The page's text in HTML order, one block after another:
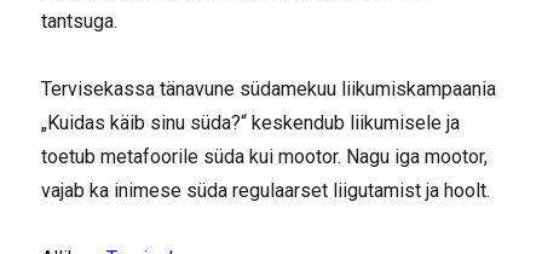
tantsuga.
Tervisekassa tänavune südamekuu liikumiskampaania
„Kuidas käib sinu süda?“ keskendub liikumisele ja
toetub metafoorile süda kui mootor. Nagu iga mootor,
vajab ka inimese süda regulaarset liigutamist ja hoolt.